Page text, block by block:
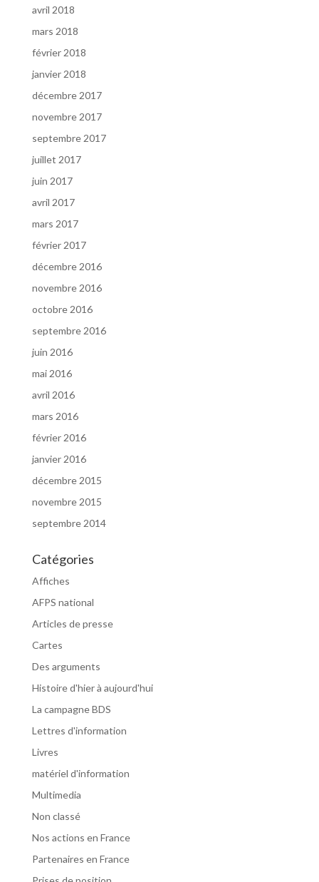
avril 2018
mars 2018
février 2018
janvier 2018
décembre 2017
novembre 2017
septembre 2017
juillet 2017
juin 2017
avril 2017
mars 2017
février 2017
décembre 2016
novembre 2016
octobre 2016
septembre 2016
juin 2016
mai 2016
avril 2016
mars 2016
février 2016
janvier 2016
décembre 2015
novembre 2015
septembre 2014
Catégories
Affiches
AFPS national
Articles de presse
Cartes
Des arguments
Histoire d'hier à aujourd'hui
La campagne BDS
Lettres d'information
Livres
matériel d'information
Multimedia
Non classé
Nos actions en France
Partenaires en France